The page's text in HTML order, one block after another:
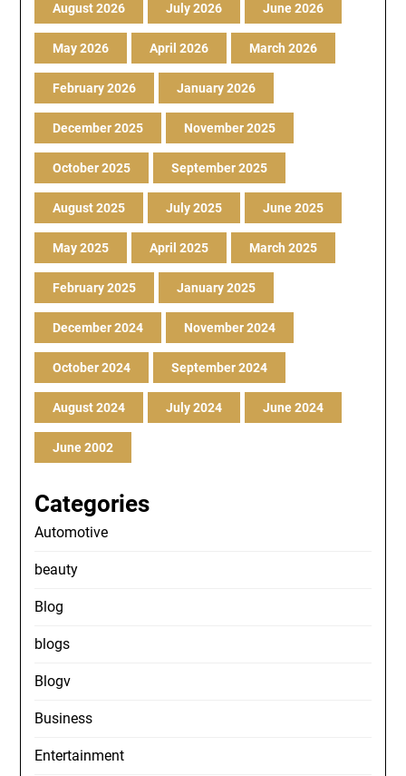
August 2026 July 2026 June 2026
May 2026 April 2026 March 2026
February 2026 January 2026
December 2025 November 2025
October 2025 September 2025
August 2025 July 2025 June 2025
May 2025 April 2025 March 2025
February 2025 January 2025
December 2024 November 2024
October 2024 September 2024
August 2024 July 2024 June 2024
June 2002
Categories
Automotive
beauty
Blog
blogs
Blogv
Business
Entertainment